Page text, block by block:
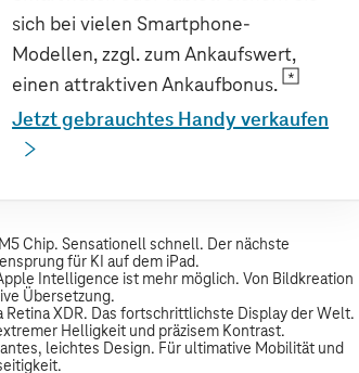
sich bei vielen Smartphone-
Modellen, zzgl. zum Ankaufswert,
einen attraktiven Ankaufbonus.
Jetzt gebrauchtes Handy verkaufen